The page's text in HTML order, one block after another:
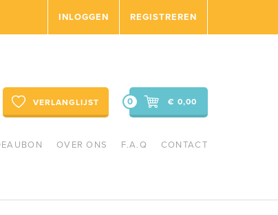
INLOGGEN REGISTREREN
VERLANGLIJST € 0,00
0
OVER ONS F.A.Q CONTACT